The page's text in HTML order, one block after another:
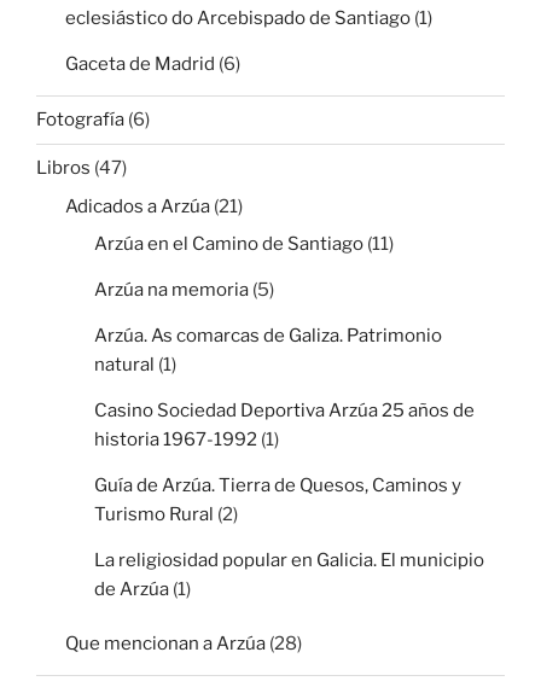
eclesiástico do Arcebispado de Santiago (1)
Gaceta de Madrid (6)
Fotografía (6)
Libros (47)
Adicados a Arzúa (21)
Arzúa en el Camino de Santiago (11)
Arzúa na memoria (5)
Arzúa. As comarcas de Galiza. Patrimonio
natural (1)
Casino Sociedad Deportiva Arzúa 25 años de
historia 1967-1992 (1)
Guía de Arzúa. Tierra de Quesos, Caminos y
Turismo Rural (2)
La religiosidad popular en Galicia. El municipio
de Arzúa (1)
Que mencionan a Arzúa (28)